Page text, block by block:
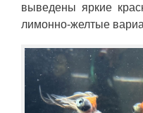
выведены яркие
лимонно-желтые